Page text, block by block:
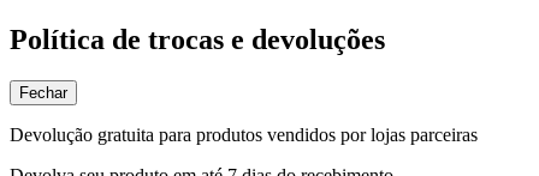
Política de trocas e devoluções
Fechar
Devolução gratuita para produtos vendidos por lojas parceiras